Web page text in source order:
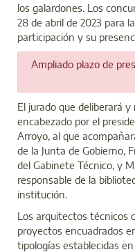
los galardones. Los
28 de abril de 2023 para
participación y su
Ampliado plazo de
El jurado que deliberará
encabezado por el
Arroyo, al que
de la Junta de Gobierno,
del Gabinete Técnico, y
responsable de la
institución.
Los arquitectos técnicos
proyectos encuadrados
tipologías establecidas